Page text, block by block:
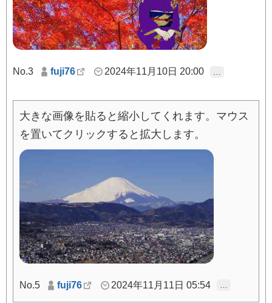
No.3 fuji76 2024年11月10日 20:00
大きな画像を貼ると縮小してくれます。マウス
を置いてクリックすると拡大します。
No.5 fuji76 2024年11月11日 05:54 …